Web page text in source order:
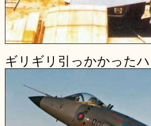
ギリギリ引っかかったハ